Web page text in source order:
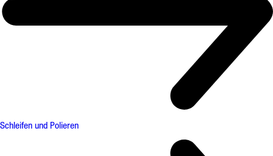
Schleifen und Polieren